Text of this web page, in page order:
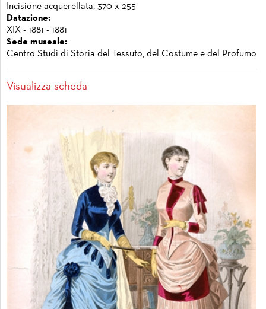
Incisione acquerellata, 370 x 255
Datazione:
XIX - 1881 - 1881
Sede museale:
Centro Studi di Storia del Tessuto, del Costume e del Profumo
Visualizza scheda